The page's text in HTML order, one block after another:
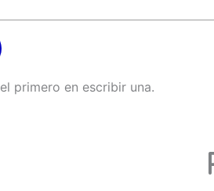
primero en escribir una.